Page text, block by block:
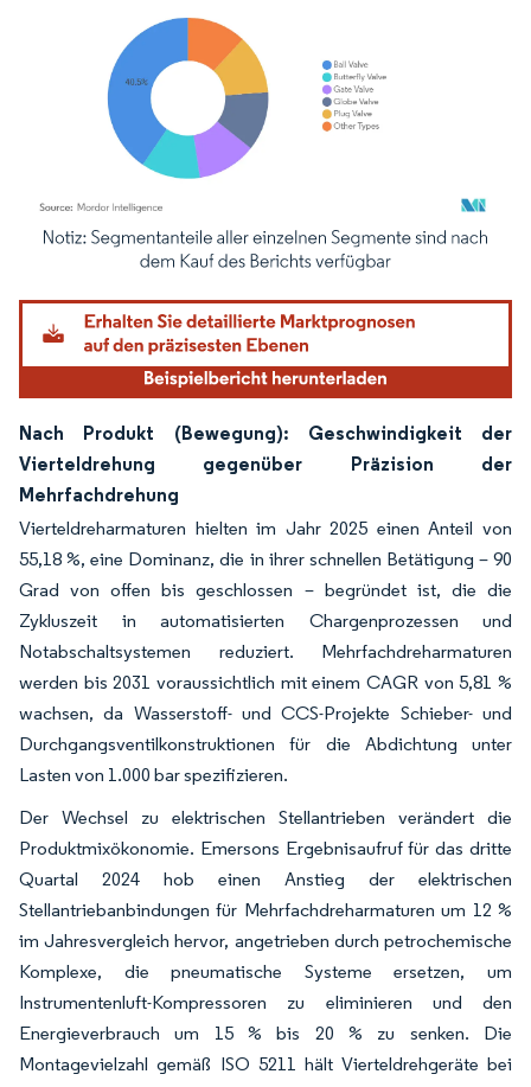
Bild © Mordor Intelligence. Wiederverwendung erfordert Namensnennung
Nach Produkt (Bewegung): Geschwindigkeit der
Vierteldrehung gegenüber Präzision der
Mehrfachdrehung
Vierteldreharmaturen hielten im Jahr 2025 einen Anteil von
55,18 %, eine Dominanz, die in ihrer schnellen Betätigung – 90
Grad von offen bis geschlossen – begründet ist, die die
Zykluszeit in automatisierten Chargenprozessen und
Notabschaltsystemen reduziert. Mehrfachdreharmaturen
werden bis 2031 voraussichtlich mit einem CAGR von 5,81 %
wachsen, da Wasserstoff- und CCS-Projekte Schieber- und
Durchgangsventilkonstruktionen für die Abdichtung unter
Lasten von 1.000 bar spezifizieren.
Der Wechsel zu elektrischen Stellantrieben verändert die
Produktmixökonomie. Emersons Ergebnisaufruf für das dritte
Quartal 2024 hob einen Anstieg der elektrischen
Stellantriebanbindungen für Mehrfachdreharmaturen um 12 %
im Jahresvergleich hervor, angetrieben durch petrochemische
Komplexe, die pneumatische Systeme ersetzen, um
Instrumentenluft-Kompressoren zu eliminieren und den
Energieverbrauch um 15 % bis 20 % zu senken. Die
Montagevielzahl gemäß ISO 5211 hält Vierteldrehgeräte bei